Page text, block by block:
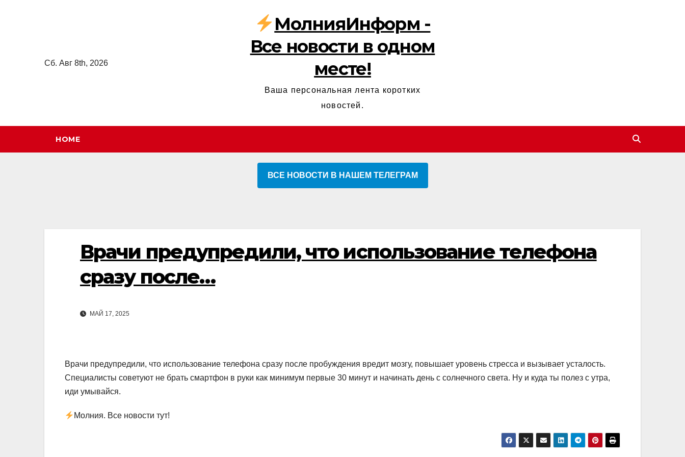
Сб. Авг 8th, 2026
МолнияИнформ -
Все новости в одном
месте!
Ваша персональная лента коротких
новостей.
HOME
ВСЕ НОВОСТИ В НАШЕМ ТЕЛЕГРАМ
Врачи предупредили, что использование телефона
сразу после…
МАЙ 17, 2025
Врачи предупредили, что использование телефона сразу после пробуждения вредит мозгу, повышает уровень стресса и вызывает усталость.
Специалисты советуют не брать смартфон в руки как минимум первые 30 минут и начинать день с солнечного света. Ну и куда ты полез с утра,
иди умывайся.
Молния. Все новости тут!